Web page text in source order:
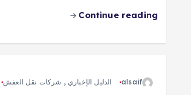
Continue reading
alsaif الدليل الإخباري , شركات نقل العفش